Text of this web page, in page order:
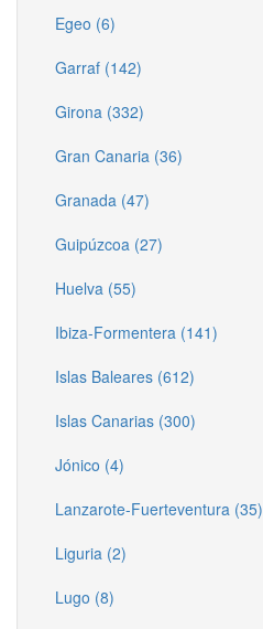
Egeo (6)
Garraf (142)
Girona (332)
Gran Canaria (36)
Granada (47)
Guipúzcoa (27)
Huelva (55)
Ibiza-Formentera (141)
Islas Baleares (612)
Islas Canarias (300)
Jónico (4)
Lanzarote-Fuerteventura (35)
Liguria (2)
Lugo (8)